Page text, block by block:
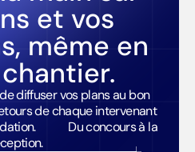
et vos
même en
diffuser vos plans au bon
de chaque intervenant
Du concours à la